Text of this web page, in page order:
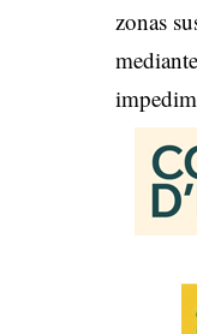
zonas